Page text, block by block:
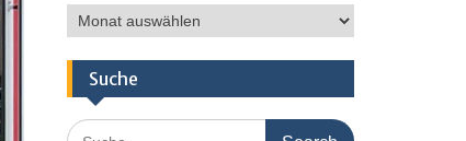
Ältere
Nachrichten
Suche
Search